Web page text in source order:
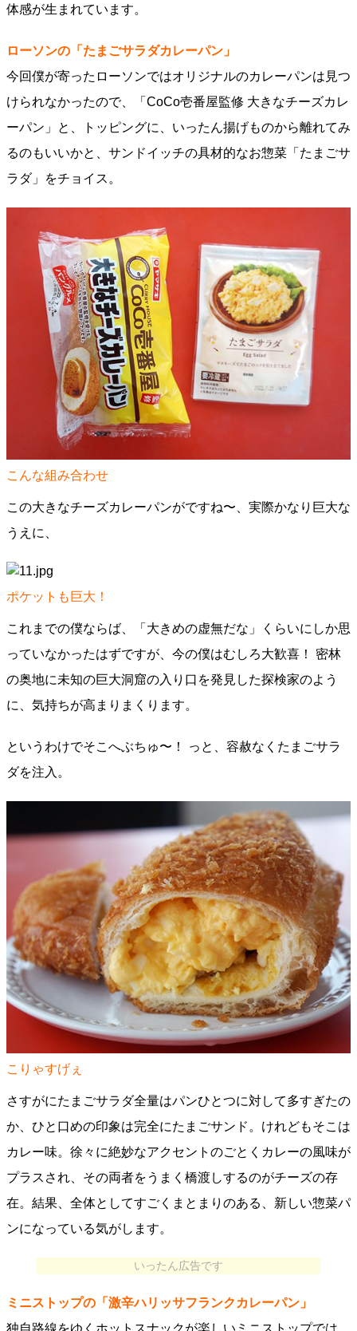
体感が生まれています。
ローソンの「たまごサラダカレーパン」
今回僕が寄ったローソンではオリジナルのカレーパンは見つ
けられなかったので、「CoCo壱番屋監修 大きなチーズカレ
ーパン」と、トッピングに、いったん揚げものから離れてみ
るのもいいかと、サンドイッチの具材的なお惣菜「たまごサ
ラダ」をチョイス。
こんな組み合わせ
この大きなチーズカレーパンがですね〜、実際かなり巨大な
うえに、
ポケットも巨大！
これまでの僕ならば、「大きめの虚無だな」くらいにしか思
っていなかったはずですが、今の僕はむしろ大歓喜！ 密林
の奥地に未知の巨大洞窟の入り口を発見した探検家のよう
に、気持ちが高まりまくります。
というわけでそこへぶちゅ〜！ っと、容赦なくたまごサラ
ダを注入。
こりゃすげぇ
さすがにたまごサラダ全量はパンひとつに対して多すぎたの
か、ひと口めの印象は完全にたまごサンド。けれどもそこは
カレー味。徐々に絶妙なアクセントのごとくカレーの風味が
プラスされ、その両者をうまく橋渡しするのがチーズの存
在。結果、全体としてすごくまとまりのある、新しい惣菜パ
ンになっている気がします。
いったん広告です
ミニストップの「激辛ハリッサフランクカレーパン」
独自路線をゆくホットスナックが楽しいミニストップでは、